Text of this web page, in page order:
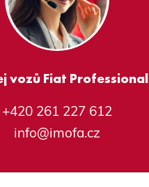
vozů Fiat Professional
+420 261 227 612
info@imofa.cz